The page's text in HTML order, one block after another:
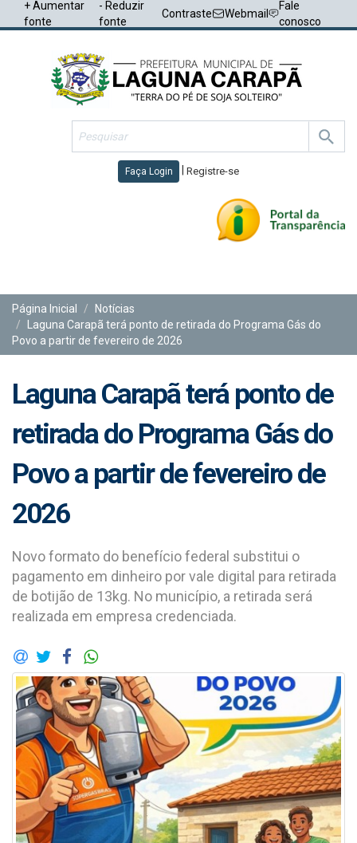
+ Aumentar
fonte
- Reduzir
fonte
Contraste Webmail
Fale
conosco
Faça Login Registre-se
Página Inicial
Notícias
Laguna Carapã terá ponto de retirada do Programa Gás do
Povo a partir de fevereiro de 2026
Laguna Carapã terá ponto de
retirada do Programa Gás do
Povo a partir de fevereiro de
2026
Novo formato do benefício federal substitui o
pagamento em dinheiro por vale digital para retirada
de botijão de 13kg. No município, a retirada será
realizada em empresa credenciada.